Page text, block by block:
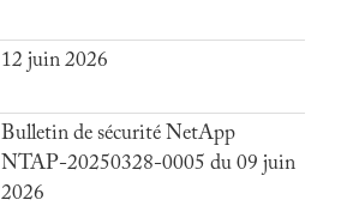
12 juin 2026
Bulletin de sécurité NetApp
NTAP-20250328-0005 du 09 juin
2026